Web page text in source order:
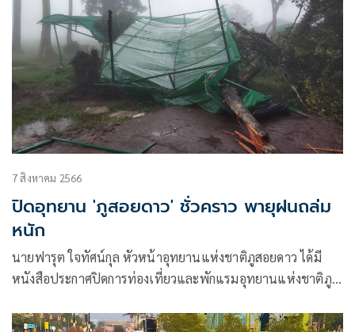
7 สิงหาคม 2566
ปิดอุทยาน 'ภูสอยดาว' ชั่วคราว พายุฝนถล่ม
หนัก
นายฟารุต ใจทัศน์กุล หัวหน้าอุทยานแห่งชาติภูสอยดาว ได้มี
หนังสือประกาศปิดการท่องเที่ยวและพักแรมอุทยานแห่งชาติภู